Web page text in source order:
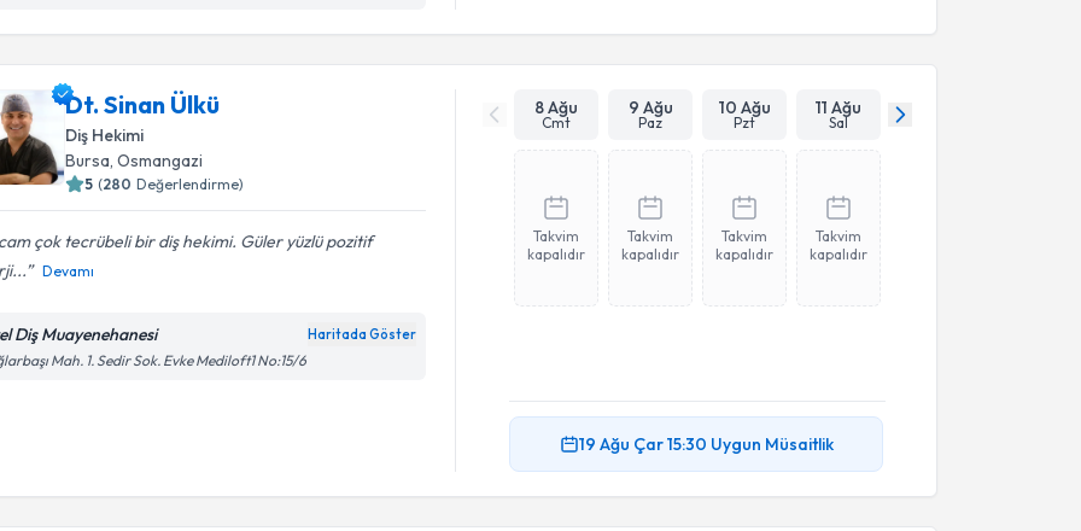
Dt. Sinan Ülkü
Diş Hekimi
Bursa , Osmangazi
5 (280 Değerlendirme)
çok tecrübeli bir diş hekimi. Güler yüzlü pozitif
Devamı
Diş Muayenehanesi Haritada Göster
Mah. 1. Sedir Sok. Evke Mediloft1 No:15/6
8 Ağu
Cmt
9 Ağu
Paz
10 Ağu
Pzt
11 Ağu
Sal
Takvim
kapalıdır
Takvim
kapalıdır
Takvim
kapalıdır
Takvim
kapalıdır
19 Ağu Çar15:30 Uygun Müsaitlik